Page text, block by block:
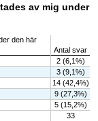
av mig under
den här
Antal svar
2 (6,1%)
3 (9,1%)
14 (42,4%)
9 (27,3%)
5 (15,2%)
33